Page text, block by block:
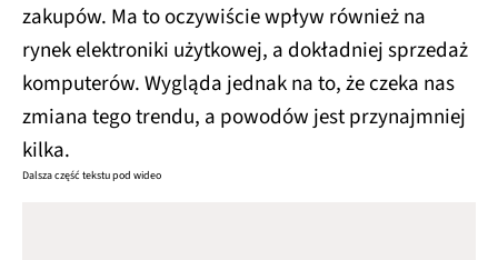
zakupów. Ma to oczywiście wpływ również na
rynek elektroniki użytkowej, a dokładniej sprzedaż
komputerów. Wygląda jednak na to, że czeka nas
zmiana tego trendu, a powodów jest przynajmniej
kilka.
Dalsza część tekstu pod wideo